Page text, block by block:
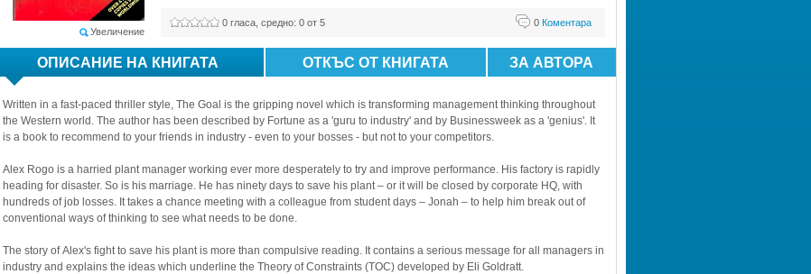
Увеличение
0Коментара
0гласа, средно: 0от 5
ОПИСАНИЕ НА КНИГАТА ОТКЪС ОТ КНИГАТА ЗА АВТОРА
Written in a fast-paced thriller style, The Goal is the gripping novel which is transforming management thinking throughout
the Western world. The author has been described by Fortune as a 'guru to industry' and by Businessweek as a 'genius'. It
is a book to recommend to your friends in industry - even to your bosses - but not to your competitors.
Alex Rogo is a harried plant manager working ever more desperately to try and improve performance. His factory is rapidly
heading for disaster. So is his marriage. He has ninety days to save his plant – or it will be closed by corporate HQ, with
hundreds of job losses. It takes a chance meeting with a colleague from student days – Jonah – to help him break out of
conventional ways of thinking to see what needs to be done.
The story of Alex's fight to save his plant is more than compulsive reading. It contains a serious message for all managers in
industry and explains the ideas which underline the Theory of Constraints (TOC) developed by Eli Goldratt.